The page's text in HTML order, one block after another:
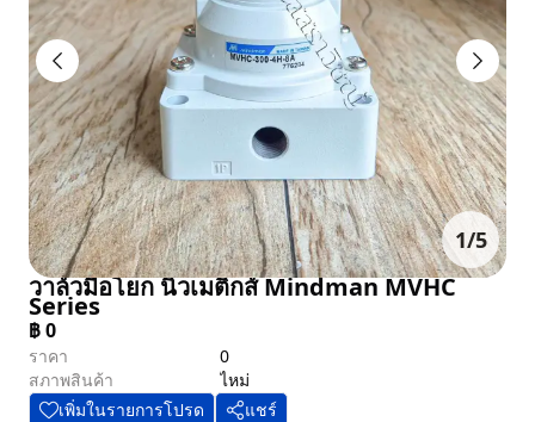
1/5
วาล์วมือโยก นิวเมติกส์ Mindman MVHC
Series
฿0
ราคา
0
สภาพสินค้า
ไหม่
เพิ่มในรายการโปรด
แชร์